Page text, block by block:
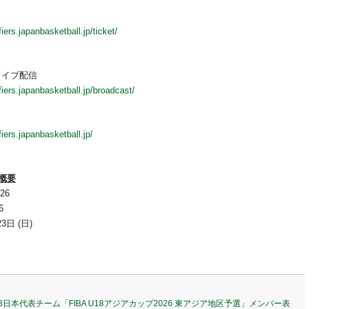
ticket/
イブ配信
broadcast/
要
日 (日)
本代表チーム「FIBA U18アジアカップ2026 東アジア地区予選」メンバー表